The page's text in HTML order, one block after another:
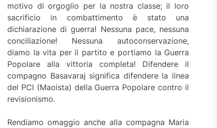
motivo di orgoglio per la nostra classe; il loro
sacrificio in combattimento è stato una
dichiarazione di guerra! Nessuna pace, nessuna
conciliazione! Nessuna autoconservazione,
diamo la vita per il partito e portiamo la Guerra
Popolare alla vittoria completa! Difendere il
compagno Basavaraj significa difendere la linea
del PCI (Maoista) della Guerra Popolare contro il
revisionismo.
Rendiamo omaggio anche alla compagna Maria